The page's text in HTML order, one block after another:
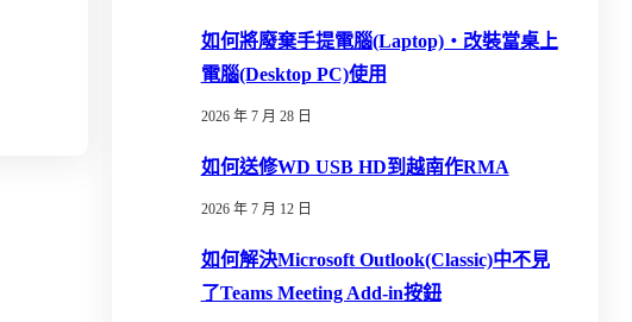
如何將廢棄手提電腦(Laptop)‧改裝當桌上
電腦(Desktop PC)使用
2026 年 7 月 28 日
如何送修WD USB HD到越南作RMA
2026 年 7 月 12 日
如何解決Microsoft Outlook(Classic)中不見
了Teams Meeting Add-in按鈕